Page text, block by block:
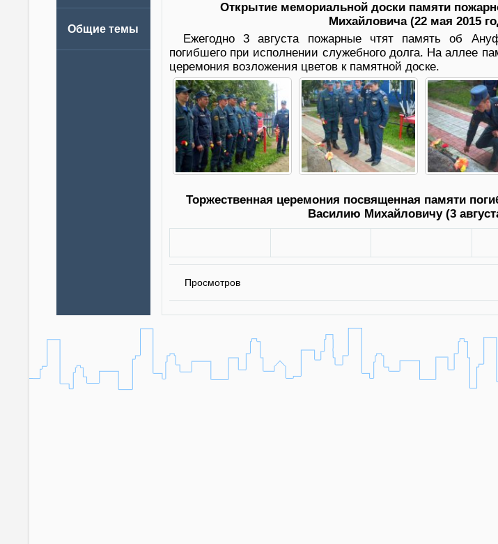
Открытие мемориальной доски памяти
Михайловича (22 мая 2015
Ежегодно 3 августа пожарные чтят память об
погибшего при исполнении служебного долга. На аллее
церемония возложения цветов к памятной доске.
Торжественная церемония посвященная памяти
Василию Михайловичу (3
Просмотров